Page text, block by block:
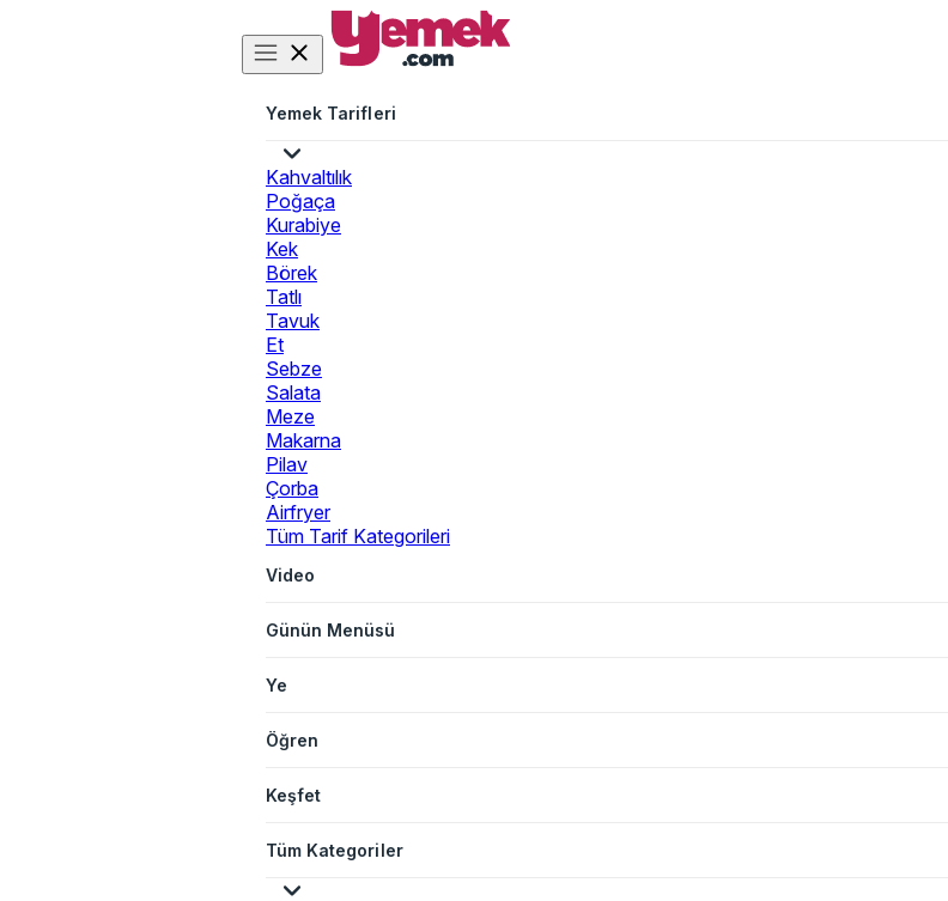
Yemek Tarifleri
Kahvaltılık
Poğaça
Kurabiye
Kek
Börek
Tatlı
Tavuk
Et
Sebze
Salata
Meze
Makarna
Pilav
Çorba
Airfryer
Tüm Tarif Kategorileri
Video
Günün Menüsü
Ye
Öğren
Keşfet
Tüm Kategoriler